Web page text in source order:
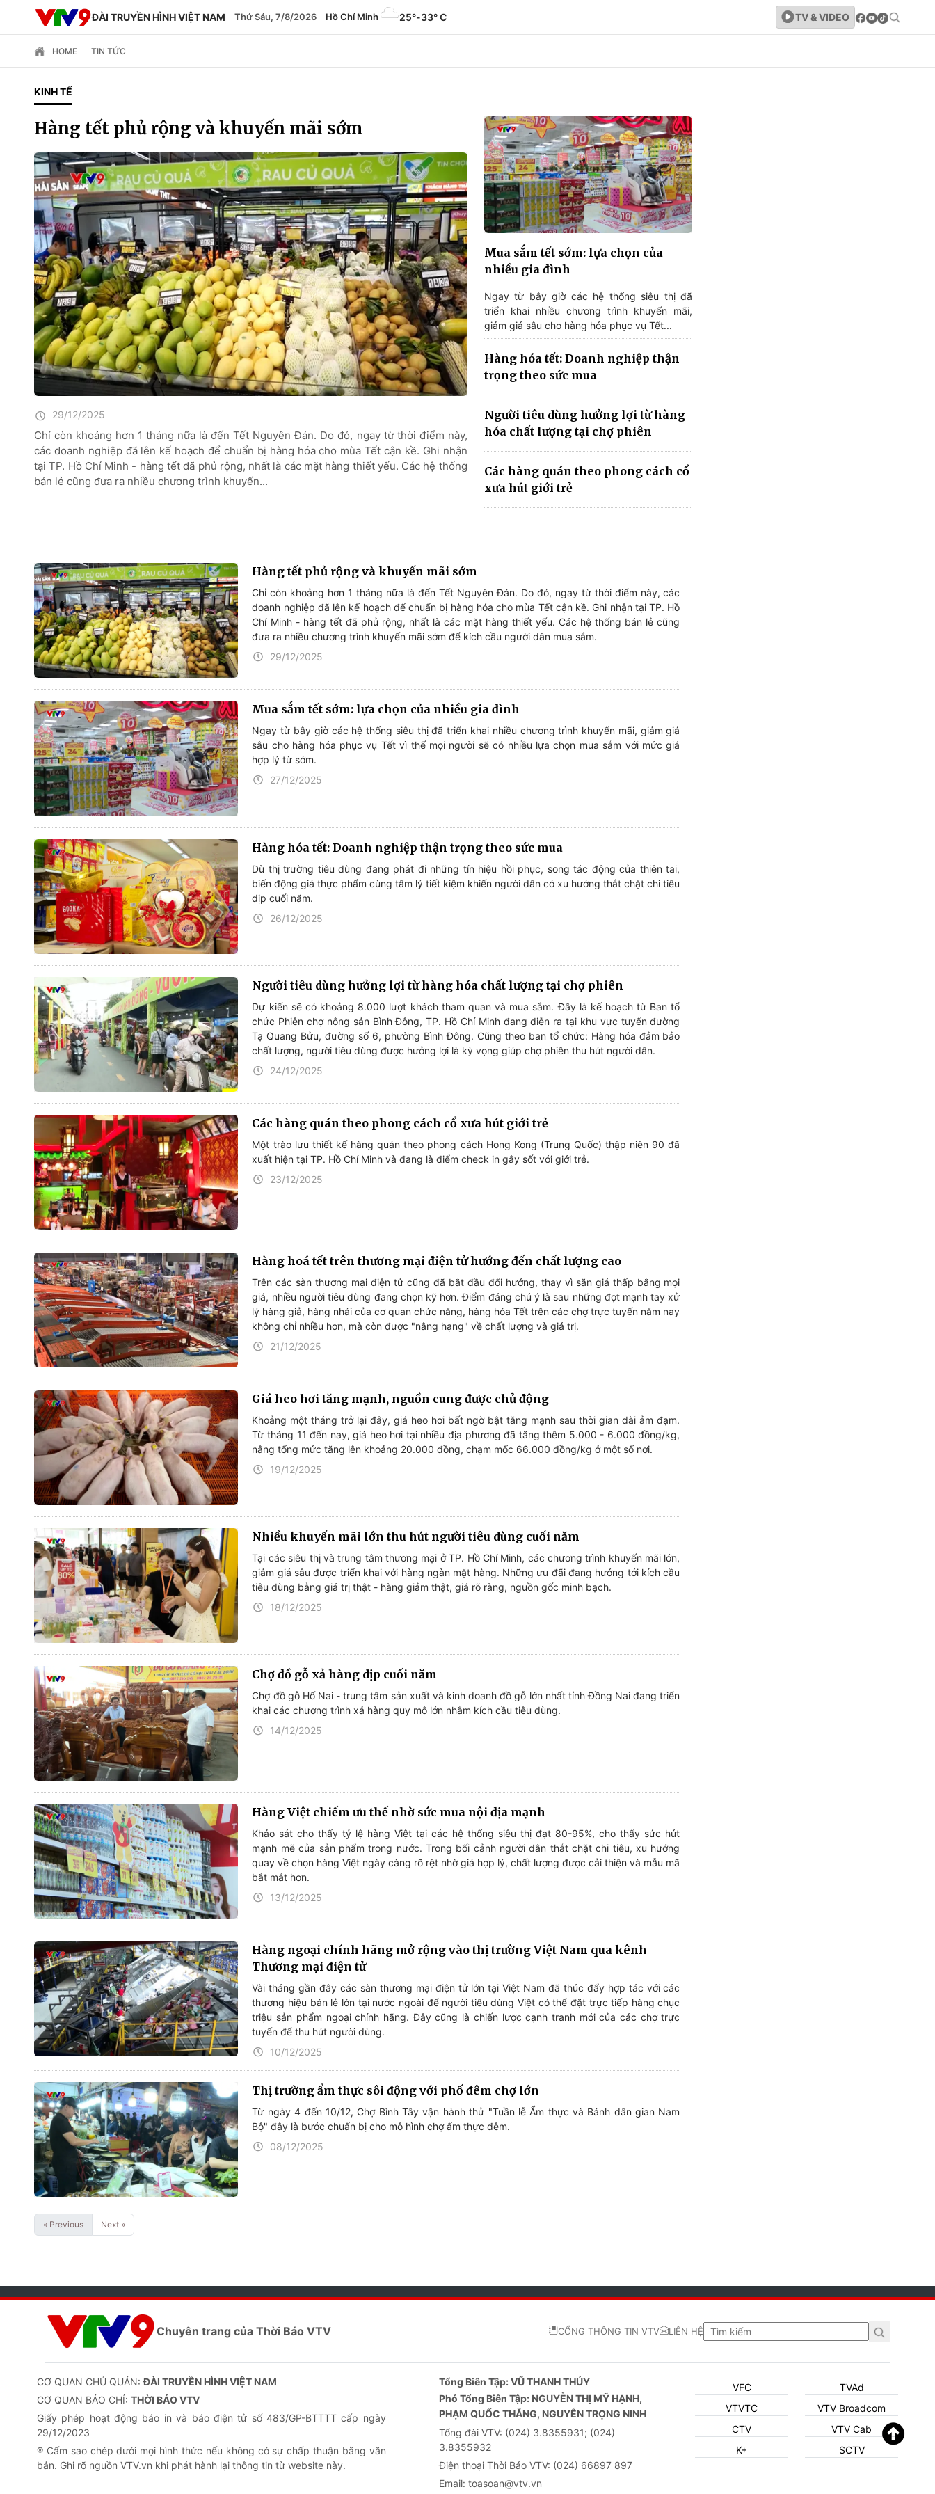
ĐÀI TRUYỀN HÌNH VIỆT NAM Thứ Sáu, 7/8/2026 Hồ Chí Minh 25°-33° C TV & VIDEO
HOME TIN TỨC
KINH TẾ
Hàng tết phủ rộng và khuyến mãi sớm
29/12/2025
Chỉ còn khoảng hơn 1 tháng nữa là đến Tết Nguyên Đán. Do đó, ngay từ thời điểm này,
các doanh nghiệp đã lên kế hoạch để chuẩn bị hàng hóa cho mùa Tết cận kề. Ghi nhận
tại TP. Hồ Chí Minh - hàng tết đã phủ rộng, nhất là các mặt hàng thiết yếu. Các hệ thống
bán lẻ cũng đưa ra nhiều chương trình khuyến...
Mua sắm tết sớm: lựa chọn của
nhiều gia đình
Ngay từ bây giờ các hệ thống siêu thị đã
triển khai nhiều chương trình khuyến mãi,
giảm giá sâu cho hàng hóa phục vụ Tết...
Hàng hóa tết: Doanh nghiệp thận
trọng theo sức mua
Người tiêu dùng hưởng lợi từ hàng
hóa chất lượng tại chợ phiên
Các hàng quán theo phong cách cổ
xưa hút giới trẻ
Hàng tết phủ rộng và khuyến mãi sớm
Chỉ còn khoảng hơn 1 tháng nữa là đến Tết Nguyên Đán. Do đó, ngay từ thời điểm này, các
doanh nghiệp đã lên kế hoạch để chuẩn bị hàng hóa cho mùa Tết cận kề. Ghi nhận tại TP. Hồ
Chí Minh - hàng tết đã phủ rộng, nhất là các mặt hàng thiết yếu. Các hệ thống bán lẻ cũng
đưa ra nhiều chương trình khuyến mãi sớm để kích cầu người dân mua sắm.
29/12/2025
Mua sắm tết sớm: lựa chọn của nhiều gia đình
Ngay từ bây giờ các hệ thống siêu thị đã triển khai nhiều chương trình khuyến mãi, giảm giá
sâu cho hàng hóa phục vụ Tết vì thế mọi người sẽ có nhiều lựa chọn mua sắm với mức giá
hợp lý từ sớm.
27/12/2025
Hàng hóa tết: Doanh nghiệp thận trọng theo sức mua
Dù thị trường tiêu dùng đang phát đi những tín hiệu hồi phục, song tác động của thiên tai,
biến động giá thực phẩm cùng tâm lý tiết kiệm khiến người dân có xu hướng thắt chặt chi tiêu
dịp cuối năm.
26/12/2025
Người tiêu dùng hưởng lợi từ hàng hóa chất lượng tại chợ phiên
Dự kiến sẽ có khoảng 8.000 lượt khách tham quan và mua sắm. Đây là kế hoạch từ Ban tổ
chức Phiên chợ nông sản Bình Đông, TP. Hồ Chí Minh đang diễn ra tại khu vực tuyến đường
Tạ Quang Bửu, đường số 6, phường Bình Đông. Cũng theo ban tổ chức: Hàng hóa đảm bảo
chất lượng, người tiêu dùng được hưởng lợi là kỳ vọng giúp chợ phiên thu hút người dân.
24/12/2025
Các hàng quán theo phong cách cổ xưa hút giới trẻ
Một trào lưu thiết kế hàng quán theo phong cách Hong Kong (Trung Quốc) thập niên 90 đã
xuất hiện tại TP. Hồ Chí Minh và đang là điểm check in gây sốt với giới trẻ.
23/12/2025
Hàng hoá tết trên thương mại điện tử hướng đến chất lượng cao
Trên các sàn thương mại điện tử cũng đã bắt đầu đổi hướng, thay vì săn giá thấp bằng mọi
giá, nhiều người tiêu dùng đang chọn kỹ hơn. Điểm đáng chú ý là sau những đợt mạnh tay xử
lý hàng giả, hàng nhái của cơ quan chức năng, hàng hóa Tết trên các chợ trực tuyến năm nay
không chỉ nhiều hơn, mà còn được "nâng hạng" về chất lượng và giá trị.
21/12/2025
Giá heo hơi tăng mạnh, nguồn cung được chủ động
Khoảng một tháng trở lại đây, giá heo hơi bất ngờ bật tăng mạnh sau thời gian dài ảm đạm.
Từ tháng 11 đến nay, giá heo hơi tại nhiều địa phương đã tăng thêm 5.000 - 6.000 đồng/kg,
nâng tổng mức tăng lên khoảng 20.000 đồng, chạm mốc 66.000 đồng/kg ở một số nơi.
19/12/2025
Nhiều khuyến mãi lớn thu hút người tiêu dùng cuối năm
Tại các siêu thị và trung tâm thương mại ở TP. Hồ Chí Minh, các chương trình khuyến mãi lớn,
giảm giá sâu được triển khai với hàng ngàn mặt hàng. Những ưu đãi đang hướng tới kích cầu
tiêu dùng bằng giá trị thật - hàng giảm thật, giá rõ ràng, nguồn gốc minh bạch.
18/12/2025
Chợ đồ gỗ xả hàng dịp cuối năm
Chợ đồ gỗ Hố Nai - trung tâm sản xuất và kinh doanh đồ gỗ lớn nhất tỉnh Đồng Nai đang triển
khai các chương trình xả hàng quy mô lớn nhằm kích cầu tiêu dùng.
14/12/2025
Hàng Việt chiếm ưu thế nhờ sức mua nội địa mạnh
Khảo sát cho thấy tỷ lệ hàng Việt tại các hệ thống siêu thị đạt 80-95%, cho thấy sức hút
mạnh mẽ của sản phẩm trong nước. Trong bối cảnh người dân thắt chặt chi tiêu, xu hướng
quay về chọn hàng Việt ngày càng rõ rệt nhờ giá hợp lý, chất lượng được cải thiện và mẫu mã
bắt mắt hơn.
13/12/2025
Hàng ngoại chính hãng mở rộng vào thị trường Việt Nam qua kênh
Thương mại điện tử
Vài tháng gần đây các sàn thương mại điện tử lớn tại Việt Nam đã thúc đẩy hợp tác với các
thương hiệu bán lẻ lớn tại nước ngoài để người tiêu dùng Việt có thể đặt trực tiếp hàng chục
triệu sản phẩm ngoại chính hãng. Đây cũng là chiến lược cạnh tranh mới của các chợ trực
tuyến để thu hút người dùng.
10/12/2025
Thị trường ẩm thực sôi động với phố đêm chợ lớn
Từ ngày 4 đến 10/12, Chợ Bình Tây vận hành thử "Tuần lễ Ẩm thực và Bánh dân gian Nam
Bộ" đây là bước chuẩn bị cho mô hình chợ ẩm thực đêm.
08/12/2025
« Previous Next »
Chuyên trang của Thời Báo VTV CỔNG THÔNG TIN VTV LIÊN HỆ
CƠ QUAN CHỦ QUẢN:ĐÀI TRUYỀN HÌNH VIỆT NAM
CƠ QUAN BÁO CHÍ: THỜI BÁO VTV
Giấy phép hoạt động báo in và báo điện tử số 483/GP-BTTTT cấp ngày
29/12/2023
® Cấm sao chép dưới mọi hình thức nếu không có sự chấp thuận bằng văn
bản. Ghi rõ nguồn VTV.vn khi phát hành lại thông tin từ website này.
Tổng Biên Tập:VŨ THANH THỦY
Phó Tổng Biên Tập: NGUYỄN THỊ MỸ HẠNH,
PHẠM QUỐC THẮNG, NGUYỄN TRỌNG NINH
Tổng đài VTV: (024) 3.8355931; (024)
3.8355932
Điện thoại Thời Báo VTV: (024) 66897 897
Email:toasoan@vtv.vn
VFC
VTVTC
CTV
K+
TVAd
VTV Broadcom
VTV Cab
SCTV